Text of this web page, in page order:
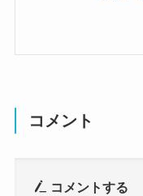
コメント
コメントする